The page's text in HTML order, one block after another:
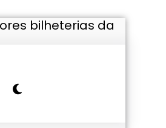
bilheterias da